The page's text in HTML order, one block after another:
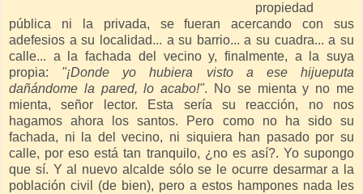
propiedad
pública ni la privada, se fueran acercando con sus
adefesios a su localidad... a su barrio... a su cuadra... a su
calle... a la fachada del vecino y, finalmente, a la suya
propia: "¡Donde yo hubiera visto a ese hijueputa
dañándome la pared, lo acabo!". No se mienta y no me
mienta, señor lector. Esta sería su reacción, no nos
hagamos ahora los santos. Pero como no ha sido su
fachada, ni la del vecino, ni siquiera han pasado por su
calle, por eso está tan tranquilo, ¿no es así?. Yo supongo
que sí. Y al nuevo alcalde sólo se le ocurre desarmar a la
población civil (de bien), pero a estos hampones nada les